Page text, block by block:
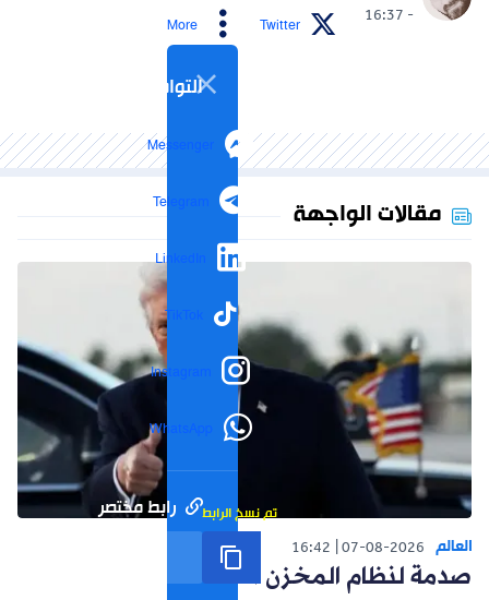
- 16:37
Twitter
More
التواصل الاجتماعي
Messenger
Telegram
LinkedIn
TikTok
Instagram
WhatsApp
رابط مختصر تم نسخ الرابط
مقالات الواجهة
العالم 07-08-2026
16:42
صدمة لنظام المخزن التوسعي